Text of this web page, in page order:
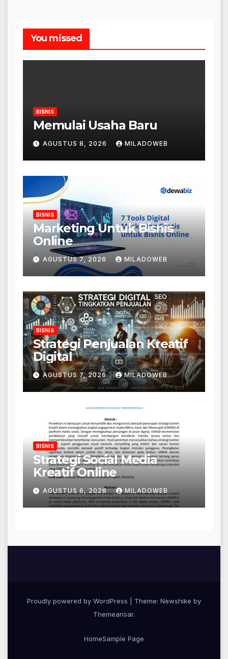
You missed
BISNIS
Memulai Usaha Baru
AGUSTUS 8, 2026 MILADOWEB
BISNIS
Marketing Untuk Bisnis
Online
AGUSTUS 7, 2026 MILADOWEB
BISNIS
Strategi Penjualan Kreatif
Digital
AGUSTUS 7, 2026 MILADOWEB
BISNIS
Strategi Social Media
Kreatif Online
AGUSTUS 6, 2026 MILADOWEB
Proudly powered by WordPress Theme: Newshike by
Themeansar.
HomeSample Page